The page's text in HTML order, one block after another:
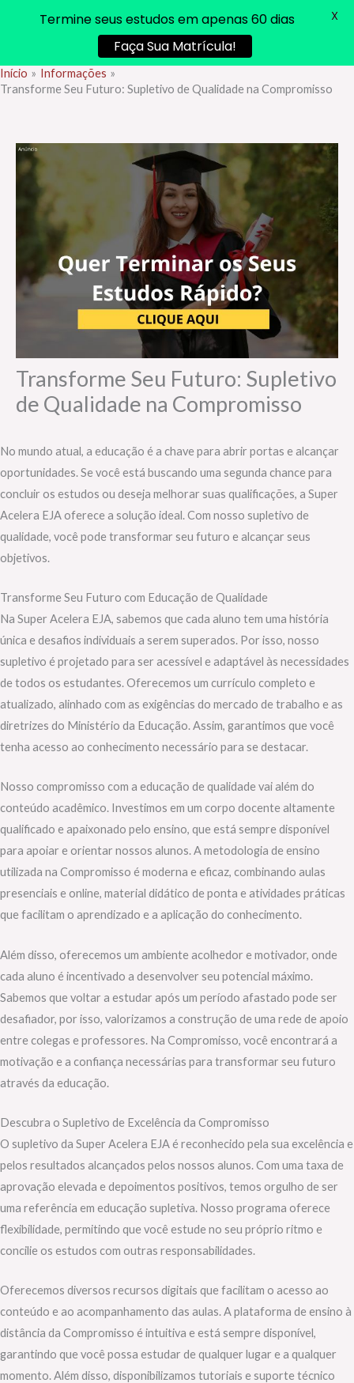
Ir
para
Início
Informações
Transforme Seu Futuro: Supletivo de Qualidade na Compromisso
Transforme Seu Futuro: Supletivo
de Qualidade na Compromisso
No mundo atual, a educação é a chave para abrir portas e alcançar
oportunidades. Se você está buscando uma segunda chance para
concluir os estudos ou deseja melhorar suas qualificações, a Super
Acelera EJA oferece a solução ideal. Com nosso supletivo de
qualidade, você pode transformar seu futuro e alcançar seus
objetivos.
Transforme Seu Futuro com Educação de Qualidade
Na Super Acelera EJA, sabemos que cada aluno tem uma história
única e desafios individuais a serem superados. Por isso, nosso
supletivo é projetado para ser acessível e adaptável às necessidades
de todos os estudantes. Oferecemos um currículo completo e
atualizado, alinhado com as exigências do mercado de trabalho e as
diretrizes do Ministério da Educação. Assim, garantimos que você
tenha acesso ao conhecimento necessário para se destacar.
Nosso compromisso com a educação de qualidade vai além do
conteúdo acadêmico. Investimos em um corpo docente altamente
qualificado e apaixonado pelo ensino, que está sempre disponível
para apoiar e orientar nossos alunos. A metodologia de ensino
utilizada na Compromisso é moderna e eficaz, combinando aulas
presenciais e online, material didático de ponta e atividades práticas
que facilitam o aprendizado e a aplicação do conhecimento.
Além disso, oferecemos um ambiente acolhedor e motivador, onde
cada aluno é incentivado a desenvolver seu potencial máximo.
Sabemos que voltar a estudar após um período afastado pode ser
desafiador, por isso, valorizamos a construção de uma rede de apoio
entre colegas e professores. Na Compromisso, você encontrará a
motivação e a confiança necessárias para transformar seu futuro
através da educação.
Descubra o Supletivo de Excelência da Compromisso
O supletivo da Super Acelera EJA é reconhecido pela sua excelência e
pelos resultados alcançados pelos nossos alunos. Com uma taxa de
aprovação elevada e depoimentos positivos, temos orgulho de ser
uma referência em educação supletiva. Nosso programa oferece
flexibilidade, permitindo que você estude no seu próprio ritmo e
concilie os estudos com outras responsabilidades.
Oferecemos diversos recursos digitais que facilitam o acesso ao
conteúdo e ao acompanhamento das aulas. A plataforma de ensino à
distância da Compromisso é intuitiva e está sempre disponível,
garantindo que você possa estudar de qualquer lugar e a qualquer
momento. Além disso, disponibilizamos tutoriais e suporte técnico
Termine seus estudos em apenas 60 dias
Faça Sua Matrícula!
X